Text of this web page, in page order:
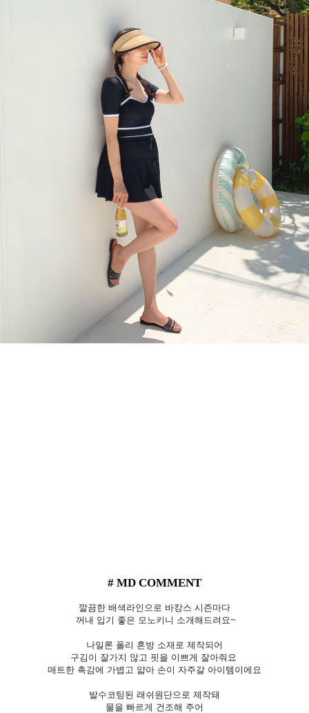
# MD COMMENT
깔끔한 배색라인으로 바캉스 시즌마다
꺼내 입기 좋은 모노키니 소개해드려요~
나일론 폴리 혼방 소재로 제작되어
구김이 잘가지 않고 핏을 이쁘게 잘아줘요
매트한 촉감에 가볍고 얇아 손이 자주갈 아이템이에요
발수코팅된 래쉬원단으로 제작돼
물을 빠르게 건조해 주어